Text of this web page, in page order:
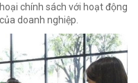
chính sách với hoạt động
doanh nghiệp.